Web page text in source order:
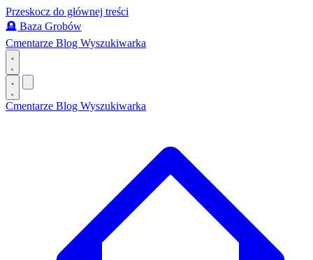
Przeskocz do głównej treści
🪦 Baza Grobów
Cmentarze Blog Wyszukiwarka
Cmentarze Blog Wyszukiwarka